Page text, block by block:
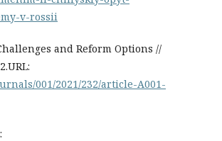
v-rossii
and Reform Options //
001/2021/232/article-A001-